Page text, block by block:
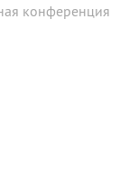
конференция